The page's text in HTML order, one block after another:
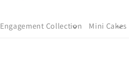
Engagement Collection Mini Cakes